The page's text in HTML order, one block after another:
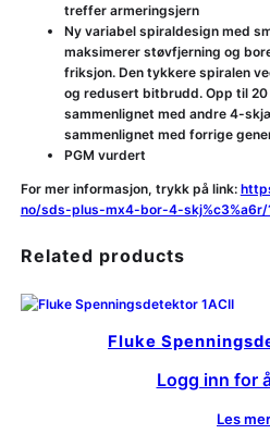
treffer armeringsjern
Ny variabel spiraldesign med
maksimerer støvfjerning og
friksjon. Den tykkere spiralen
og redusert bitbrudd. Opp til
sammenlignet med andre 4-
sammenlignet med forrige
PGM vurdert
For mer informasjon, trykk på link:
no/sds-plus-mx4-bor-4-skj%c3%a6r/
Related products
Fluke
Logg inn for
Les mer